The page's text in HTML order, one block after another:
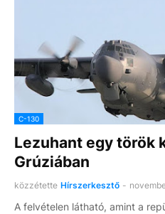
C-130
Lezuhant egy török
Grúziában
közzétette Hírszerkesztő -
A felvételen látható, amint a